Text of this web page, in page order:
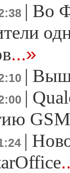
| Во
...»
|
|
|